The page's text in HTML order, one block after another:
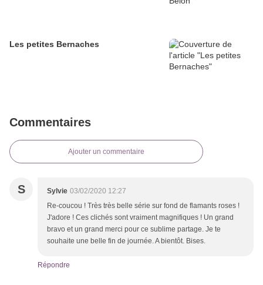
Les petites Bernaches
Commentaires
Ajouter un commentaire
S Sylvie 03/02/2020 12:27
Re-coucou ! Très très belle série sur fond de flamants roses !
J'adore ! Ces clichés sont vraiment magnifiques ! Un grand
bravo et un grand merci pour ce sublime partage. Je te
souhaite une belle fin de journée. A bientôt. Bises.
Répondre